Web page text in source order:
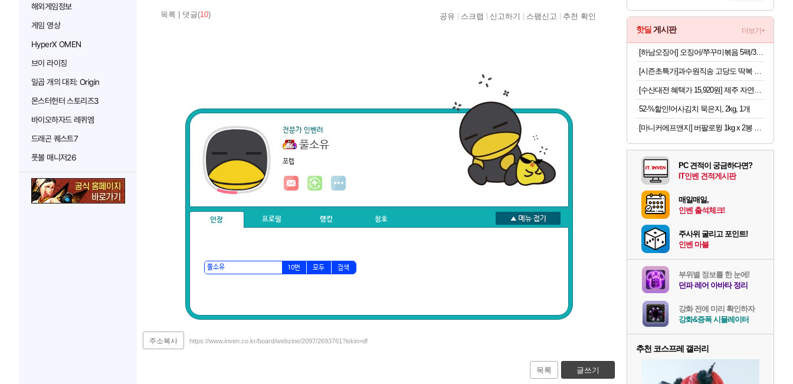
해외게임정보
게임 영상
HyperX OMEN
브이 라이징
일곱 개의 대죄: Origin
몬스터헌터 스토리즈3
바이오하자드 레퀴엠
드래곤 퀘스트7
풋볼 매니저26
목록 댓글(10) 공유 스크랩 신고하기 스팸신고 추천 확인
전문가 인벤러
풀소유
쪼렙
인장 프로필 랭킹 칭호
10번 모두 검색
주소복사 https://www.inven.co.kr/board/webzine/2097/2693761?iskin=df
목록 글쓰기
핫딜 게시판 더보기+
[하남오징어] 오징어/쭈꾸미볶음 5팩/3팩 (보통맛/매운맛)(딜)
52-%할인!어사김치 묵은지, 2kg, 1개
[마니커에프앤지] 버팔로윙 1kg x 2봉 외 버팔로봉/윙봉/닭다리
PC 견적이 궁금하다면?
IT인벤 견적게시판
매일매일,
인벤 출석체크!
주사위 굴리고 포인트!
인벤 마블
부위별 정보를 한 눈에!
던파 레어 아바타 정리
강화 전에 미리 확인하자
강화&증폭 시뮬레이터
추천 코스프레 갤러리